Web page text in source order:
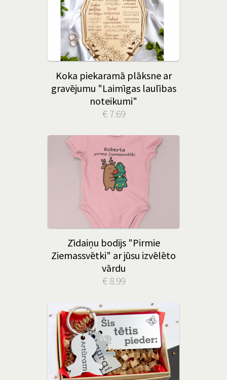
Koka piekaramā plāksne ar
gravējumu "Laimīgas laulības
noteikumi"
€ 7.69
Zīdaiņu bodijs "Pirmie
Ziemassvētki" ar jūsu izvēlēto
vārdu
€ 8.99